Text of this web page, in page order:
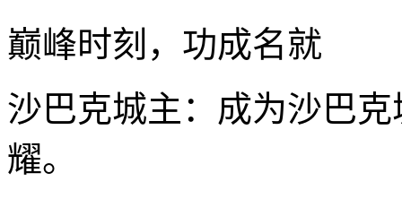
巅峰时刻，功成名就
沙巴克城主：成为沙巴
耀。